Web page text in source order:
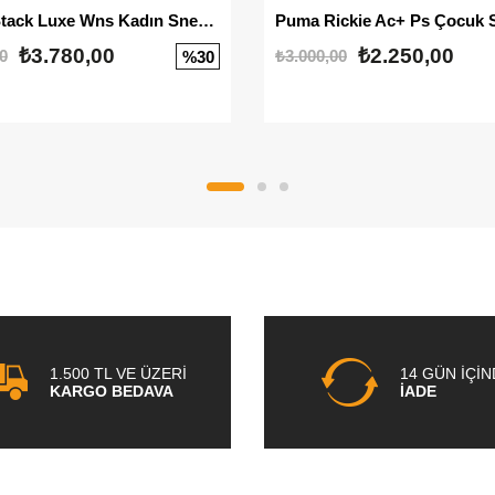
Mayze Stack Luxe Wns Kadın Sneaker
₺3.780,00 %30
Puma Rickie Ac+ Ps Çocuk
₺3.000,00 ₺2.250,00
1.500 TL VE ÜZERİ
KARGO BEDAVA
14 GÜN
İADE